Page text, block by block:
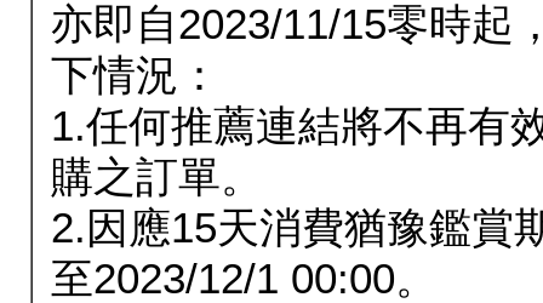
亦即自2023/11/15零時起
下情況：
1.任何推薦連結將不再有
購之訂單。
2.因應15天消費猶豫鑑賞
至2023/12/1 00:00。